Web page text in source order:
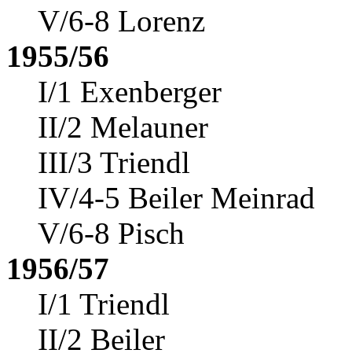
V/6-8 Lorenz
1955/56
I/1 Exenberger
II/2 Melauner
III/3 Triendl
IV/4-5 Beiler Meinrad
V/6-8 Pisch
1956/57
I/1 Triendl
II/2 Beiler